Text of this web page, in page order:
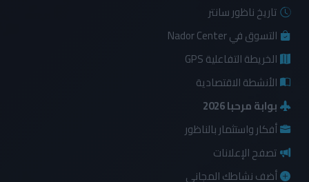
تاريخ ناظور سانتر
التسوق في Nador Center
الخريطة التفاعلية GPS
الأنشطة الاقتصادية
بوابة مرحبا 2026
أفكار واستثمار بالناظور
تصفح الإعلانات
أضف نشاطك المجاني